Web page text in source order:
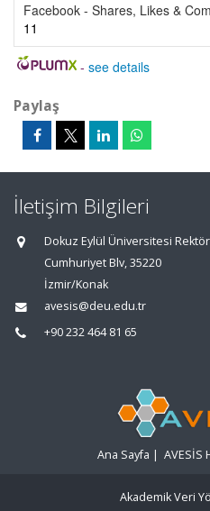
Facebook - Shares, Likes &
11
- see details
Paylaş
İletişim Bilgileri
Dokuz Eylül Üniversitesi
Cumhuriyet Blv, 35220
İzmir/Konak
avesis@deu.edu.tr
+90 232 464 81 65
Ana Sayfa | AVESİS
Akademik Veri